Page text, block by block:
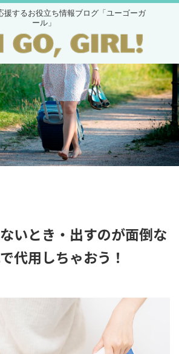
援するお役立ち情報ブログ「ユーゴーガ
ール」
いとき・出すのが面倒な
代用しちゃおう！